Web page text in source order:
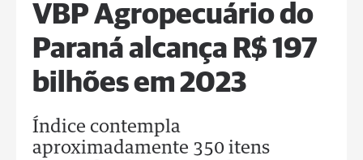
VBP Agropecuário do
Paraná alcança R$ 197
bilhões em 2023
Índice contempla
aproximadamente 350 itens